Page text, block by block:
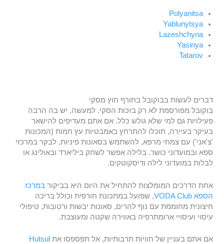
Polyanitsa
Yablunytsya
Lazeshchyna
Yasinya
Tatarov
דברים לעשות בבוקובל בחורף חוץ מסקי
בוקובל מפורסמת לא רק בזכות הסקי. למעשה, יש בה הרבה
פעילויות גם למי שלא גולש כלל. אם אתם מעדיפים להישאר
בעיקר בעיירה, תוכלו להתרחץ באמבטיות עץ חמות (המכונות
'צ'אני') עם צמחי מרפא, להשתמש בסאונות פיניות, לבקר במרכזי
ספא ובמועדוני כושר. בלילה אפשר לשחק ביליארד ובאולינג או
לבלות במועדוני לילה ודיסקוטקים.
אחת הדרכים המומלצות להתחיל את היום היא בביקור במרכז
הספא VODA Club
, שפועל במתכונת חורפית וכולל בריכה
חיצונית מחוממת עם נוף להרים, סאונות יבשות ורטובות, טיפולי
עיסוי ועיסויי ארומתרפיה באווירה שקטה ומעוצבת.
אם אתם בעניין של חוויות תרבותיות, אל תפספסו את Hutsul